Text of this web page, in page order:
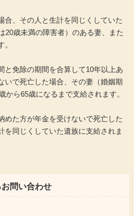
合、その人と生計を同じくしていた
20歳未満の障害者）のある妻、また
と免除の期間を合算して10年以上あ
いで死亡した場合、その妻（婚姻期
から65歳になるまで支給されます。
めた方が年金を受けないで死亡した
を同じくしていた遺族に支給されま
問い合わせ